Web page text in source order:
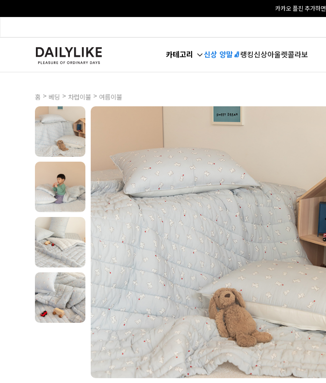
카카오 플친 추가하면
카테고리 신상 양말🧦랭킹신상아울렛콜라보
홈 > 베딩 > 차렵이불 > 여름이불